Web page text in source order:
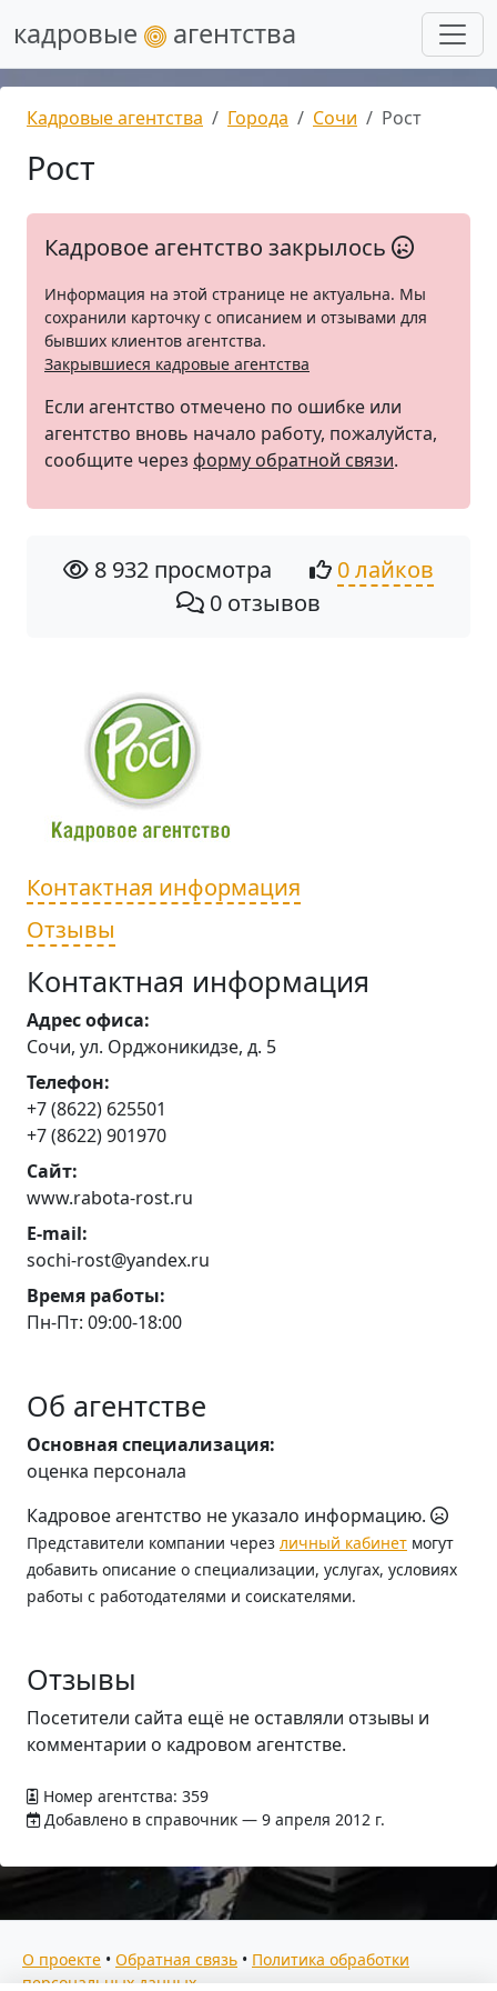
кадровые агентства
Кадровые агентства Города Сочи Рост
Рост
Кадровое агентство закрылось
Информация на этой странице не актуальна. Мы
сохранили карточку с описанием и отзывами для
бывших клиентов агентства.
Закрывшиеся кадровые агентства
Если агентство отмечено по ошибке или
агентство вновь начало работу, пожалуйста,
сообщите через форму обратной связи.
8 932 просмотра
0 лайков
0 отзывов
Контактная информация
Отзывы
Контактная информация
Адрес офиса:
Сочи, ул. Орджоникидзе, д. 5
Телефон:
+7 (8622) 625501
+7 (8622) 901970
Сайт:
www.rabota-rost.ru
E-mail:
sochi-rost@yandex.ru
Время работы:
Пн-Пт: 09:00-18:00
Об агентстве
Основная специализация:
оценка персонала
Кадровое агентство не указало информацию.
Представители компании через личный кабинет могут
добавить описание о специализации, услугах, условиях
работы с работодателями и соискателями.
Отзывы
Посетители сайта ещё не оставляли отзывы и
комментарии о кадровом агентстве.
Номер агентства: 359
Добавлено в справочник — 9 апреля 2012 г.
О проекте • Обратная связь • Политика обработки
персональных данных